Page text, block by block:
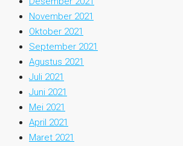
November 2021
Oktober 2021
September 2021
Agustus 2021
Juli 2021
Juni 2021
Mei 2021
April 2021
Maret 2021